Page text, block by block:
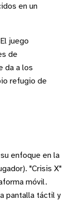
en un
juego
de
da a los
refugio de
enfoque en la
"Crisis X"
móvil.
pantalla táctil y